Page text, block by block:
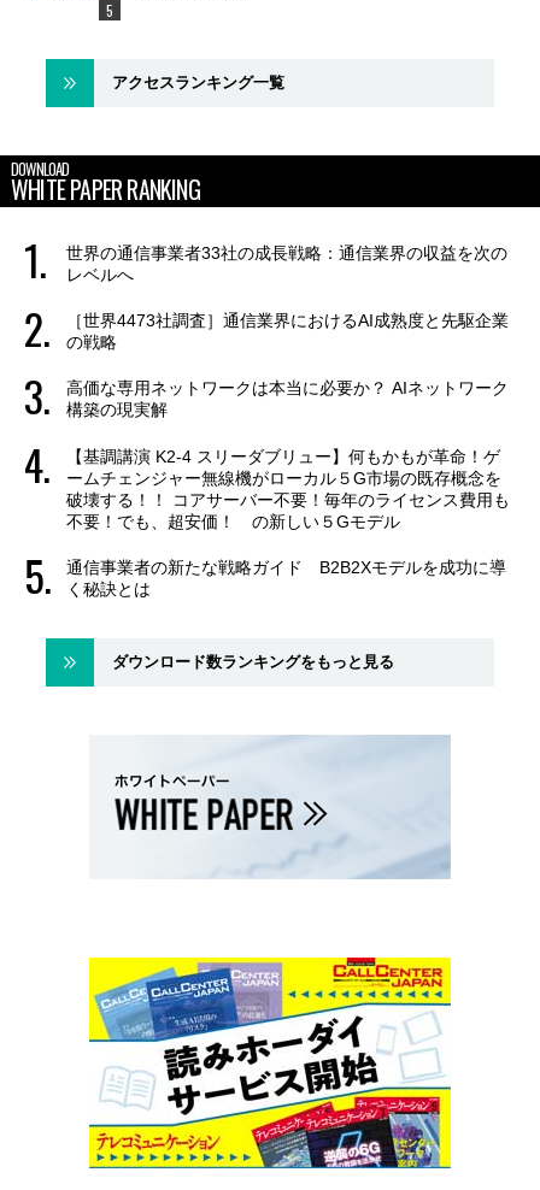
アクセスランキング一覧
DOWNLOAD
WHITE PAPER RANKING
世界の通信事業者33社の成長戦略：通信業界の収益を次の
レベルへ
［世界4473社調査］通信業界におけるAI成熟度と先駆企業
の戦略
高価な専用ネットワークは本当に必要か？ AIネットワーク
構築の現実解
【基調講演 K2-4 スリーダブリュー】何もかもが革命！ゲ
ームチェンジャー無線機がローカル５G市場の既存概念を
破壊する！！ コアサーバー不要！毎年のライセンス費用も
不要！でも、超安価！ の新しい５Gモデル
通信事業者の新たな戦略ガイド B2B2Xモデルを成功に導
く秘訣とは
ダウンロード数ランキングをもっと見る